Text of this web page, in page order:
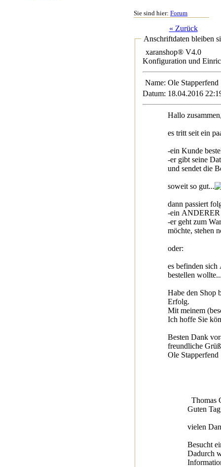
Sie sind hier: Forum
« Zurück
Anschriftdaten bleiben
xaranshop® V4.0
Konfiguration und
Name: Ole
Datum: 18.04.2016
Hallo
es tritt seit ein
-ein Kunde
-er gibt seine
und sendet die
soweit so gut...
dann passiert
-ein ANDERER
-er geht zum
möchte, stehen
oder:
es befinden
bestellen
Habe den Shop
Erfolg.
Mit meinem
Ich hoffe Sie
Besten Dank
freundliche
Ole Stapperfend
Thomas
Guten
vielen
Besucht
Dadurch